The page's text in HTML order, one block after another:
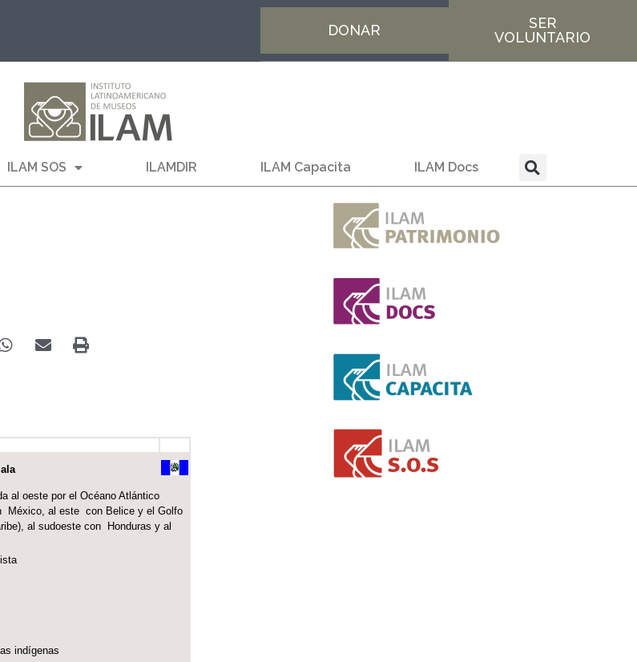
DONAR
SER
VOLUNTARIO
ILAM SOS ILAMDIR ILAM Capacita ILAM Docs
al oeste por el Océano Atlántico
México, al este con Belice y el Golfo
al sudoeste con Honduras y al
indígenas